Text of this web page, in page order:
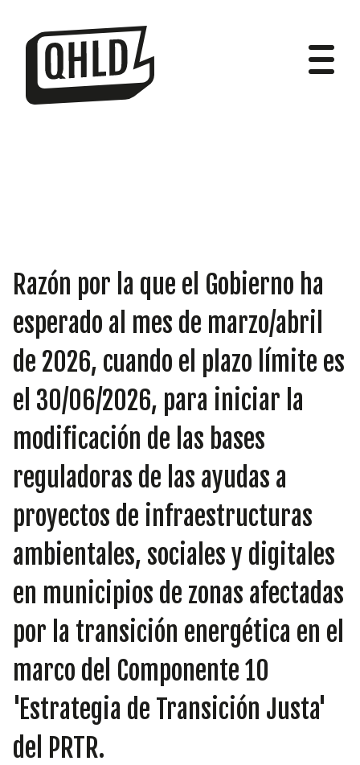
GRUPOS
INICIATIVAS
TEMÁTICAS
Razón por la que el Gobierno ha
esperado al mes de marzo/abril
de 2026, cuando el plazo límite es
el 30/06/2026, para iniciar la
modificación de las bases
reguladoras de las ayudas a
proyectos de infraestructuras
ambientales, sociales y digitales
en municipios de zonas afectadas
por la transición energética en el
marco del Componente 10
'Estrategia de Transición Justa'
del PRTR.